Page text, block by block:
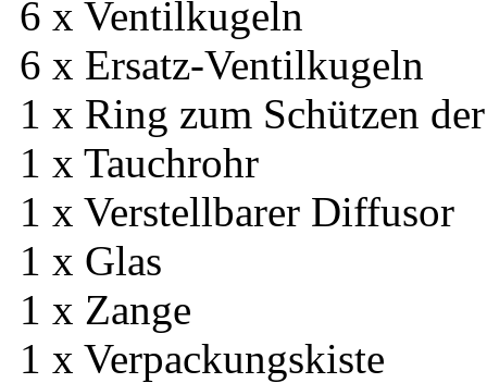
6 x Ventilkugeln
6 x Ersatz-Ventilkugeln
1 x Ring zum Schützen
1 x Tauchrohr
1 x Verstellbarer Diffusor
1 x Glas
1 x Zange
1 x Verpackungskiste